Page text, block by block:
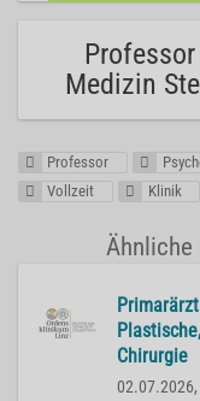
Medizin
Professor
Vollzeit
Klinik
Ähnliche
Chirurgie
02.07.2026,